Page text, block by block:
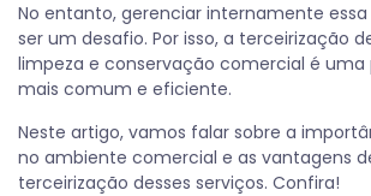
No entanto, gerenciar internamente
ser um desafio. Por isso, a terceirização
limpeza e conservação comercial é
mais comum e eficiente.
Neste artigo, vamos falar sobre a
no ambiente comercial e as vantagens
terceirização desses serviços. Confira!